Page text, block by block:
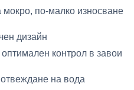
по-малко износване
дизайн
контрол в завои
на вода